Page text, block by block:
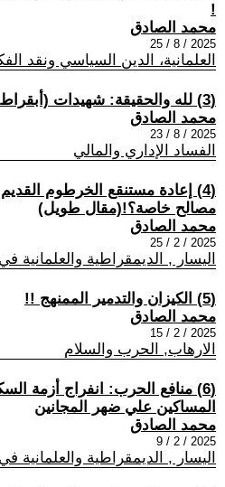
!
محمد الصادق
2025 / 8 / 25
العلمانية، الدين السياسي ونقد
(3) لله والحقيقة: شهيدات (أبقراط) !!
محمد الصادق
2025 / 8 / 23
الفساد الإداري والمالي
(4) إعادة مستنقع الخرطوم
مصالح خاصة؟!(مقال طويل)
محمد الصادق
2025 / 2 / 25
اليسار , الديمقراطية
(5) الكيزان والتدمير الممنهج !!
محمد الصادق
2025 / 2 / 15
الارهاب, الحرب والسلام
(6) منافع الحرب: انفراج أزمة
المساكين علي ضهر المجانين
محمد الصادق
2025 / 2 / 9
اليسار , الديمقراطية